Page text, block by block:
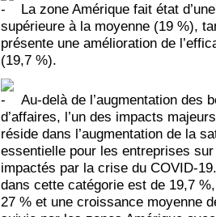
La zone Amérique fait état
supérieure à la moyenne (19 %),
présente une amélioration de
(19,7 %).
Au-delà de l’augmentation des
d’affaires, l’un des impacts
réside dans l’augmentation de la
essentielle pour les entreprises
impactés par la crise du COVID-
dans cette catégorie est de 19,7
27 % et une croissance moyenne